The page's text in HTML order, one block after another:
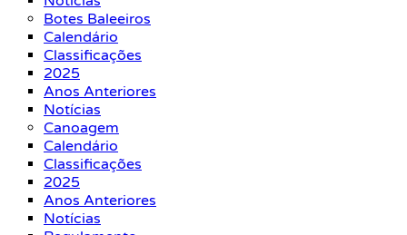
Botes Baleeiros
Calendário
Classificações
2025
Anos Anteriores
Notícias
Canoagem
Calendário
Classificações
2025
Anos Anteriores
Notícias